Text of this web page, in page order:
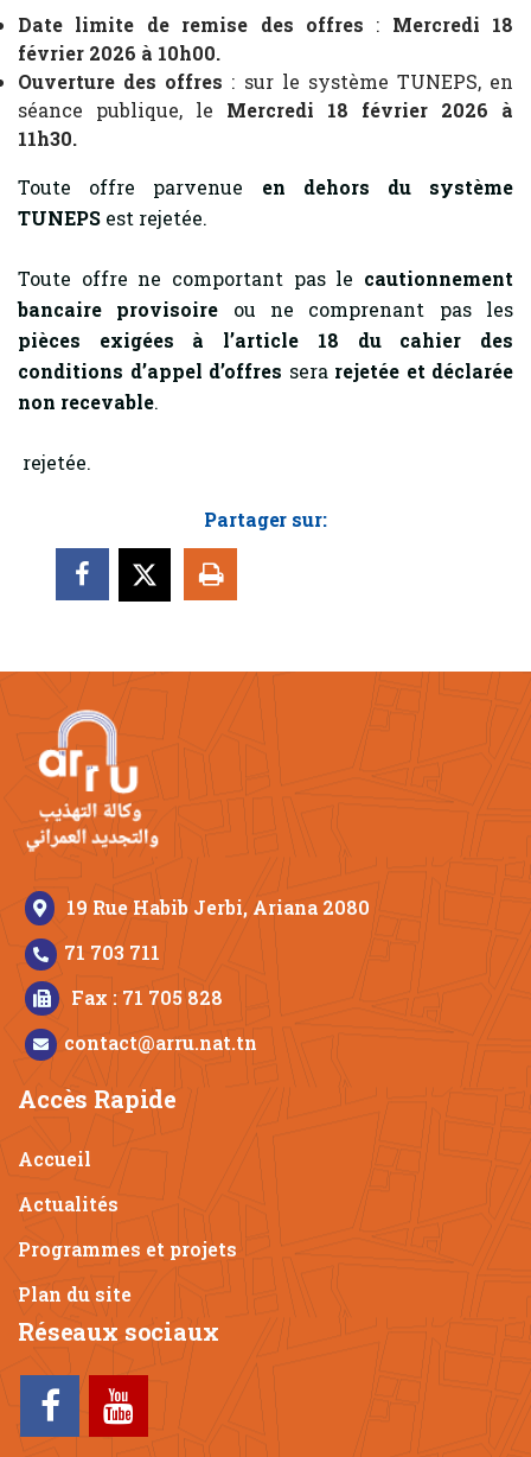
Date limite de remise des offres : Mercredi 18
février 2026 à 10h00.
Ouverture des offres : sur le système TUNEPS, en
séance publique, le Mercredi 18 février 2026 à
11h30.
Toute offre parvenue en dehors du système
TUNEPS est rejetée.
Toute offre ne comportant pas le cautionnement
bancaire provisoire ou ne comprenant pas les
pièces exigées à l’article 18 du cahier des
conditions d’appel d’offres sera rejetée et déclarée
non recevable.
rejetée.
Partager sur:
19 Rue Habib Jerbi, Ariana 2080
71 703 711
Fax : 71 705 828
contact@arru.nat.tn
Accès Rapide
Accueil
Actualités
Programmes et projets
Plan du site
Réseaux sociaux